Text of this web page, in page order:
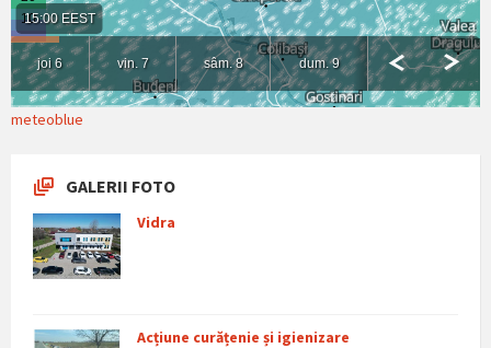
meteoblue
GALERII FOTO
Vidra
Acțiune curățenie și igienizare